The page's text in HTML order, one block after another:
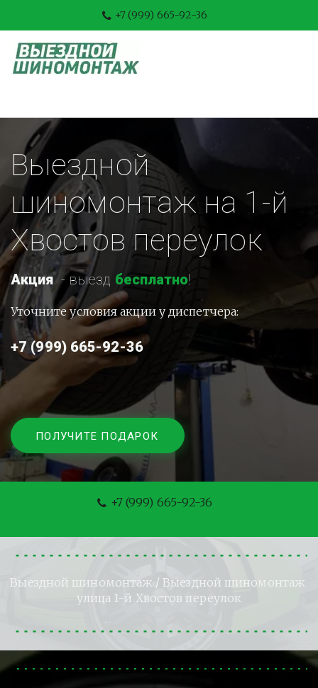
+7 (999) 665-92-36
Выездной
шиномонтаж на 1-й
Хвостов переулок
Акция - выезд бесплатно!
Уточните условия акции у диспетчера:
+7 (999) 665-92-36
ПОЛУЧИТЕ ПОДАРОК
+7 (999) 665-92-36
Выездной шиномонтаж / Выездной шиномонтаж
улица 1-й Хвостов переулок